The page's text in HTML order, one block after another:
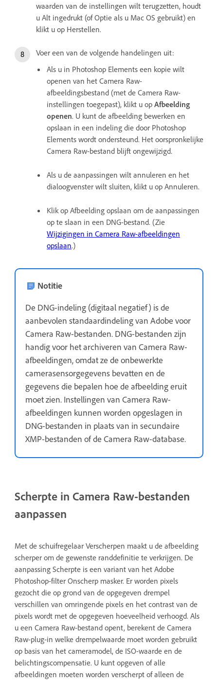
waarden van de instellingen wilt terugzetten, houdt
u Alt ingedrukt (of Optie als u Mac OS gebruikt) en
klikt u op Herstellen.
Voer een van de volgende handelingen uit:
Als u in Photoshop Elements een kopie wilt
openen van het Camera Raw-
afbeeldingsbestand (met de Camera Raw-
instellingen toegepast), klikt u op Afbeelding
openen. U kunt de afbeelding bewerken en
opslaan in een indeling die door Photoshop
Elements wordt ondersteund. Het oorspronkelijke
Camera Raw-bestand blijft ongewijzigd.
Als u de aanpassingen wilt annuleren en het
dialoogvenster wilt sluiten, klikt u op Annuleren.
Klik op Afbeelding opslaan om de aanpassingen
op te slaan in een DNG-bestand. (Zie
Wijzigingen in Camera Raw-afbeeldingen
opslaan.)
Notitie
De DNG-indeling (digitaal negatief) is de
aanbevolen standaardindeling van Adobe voor
Camera Raw-bestanden. DNG-bestanden zijn
handig voor het archiveren van Camera Raw-
afbeeldingen, omdat ze de onbewerkte
camerasensorgegevens bevatten en de
gegevens die bepalen hoe de afbeelding eruit
moet zien. Instellingen van Camera Raw-
afbeeldingen kunnen worden opgeslagen in
DNG-bestanden in plaats van in secundaire
XMP-bestanden of de Camera Raw-database.
Scherpte in Camera Raw-bestanden
aanpassen
Met de schuifregelaar Verscherpen maakt u de afbeelding
scherper om de gewenste randdefinitie te verkrijgen. De
aanpassing Scherpte is een variant van het Adobe
Photoshop-filter Onscherp masker. Er worden pixels
gezocht die op grond van de opgegeven drempel
verschillen van omringende pixels en het contrast van de
pixels wordt met de opgegeven hoeveelheid verhoogd. Als
u een Camera Raw-bestand opent, berekent de Camera
Raw-plug-in welke drempelwaarde moet worden gebruikt
op basis van het cameramodel, de ISO-waarde en de
belichtingscompensatie. U kunt opgeven of alle
afbeeldingen moeten worden verscherpt of alleen de